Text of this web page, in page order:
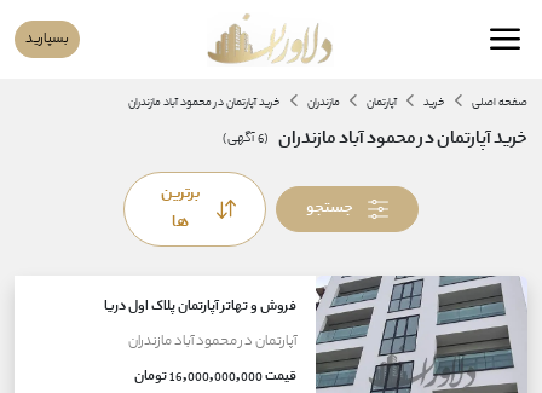
بسپارید
صفحه اصلی خرید آپارتمان مازندران خرید آپارتمان در محمود آباد مازندران
خرید آپارتمان در محمود آباد مازندران (
6آگهی)
جستجو
برترین
ها
فروش و تهاتر آپارتمان پلاک اول دریا
آپارتماندرمحمود آبادمازندران
قیمت16,000,000,000 تومان